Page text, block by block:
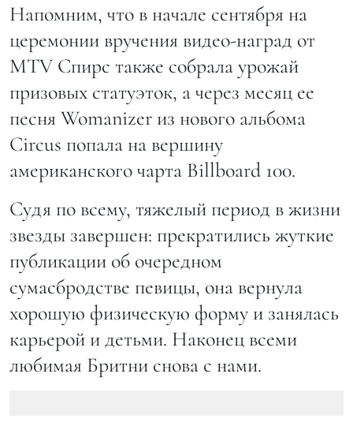
Напомним, что в начале сентября на
церемонии вручения видео-наград от
MTV Спирс также собрала урожай
призовых статуэток, а через месяц ее
песня Womanizer из нового альбома
Circus попала на вершину
американского чарта Billboard 100.
Судя по всему, тяжелый период в жизни
звезды завершен: прекратились жуткие
публикации об очередном
сумасбродстве певицы, она вернула
хорошую физическую форму и занялась
карьерой и детьми. Наконец всеми
любимая Бритни снова с нами.